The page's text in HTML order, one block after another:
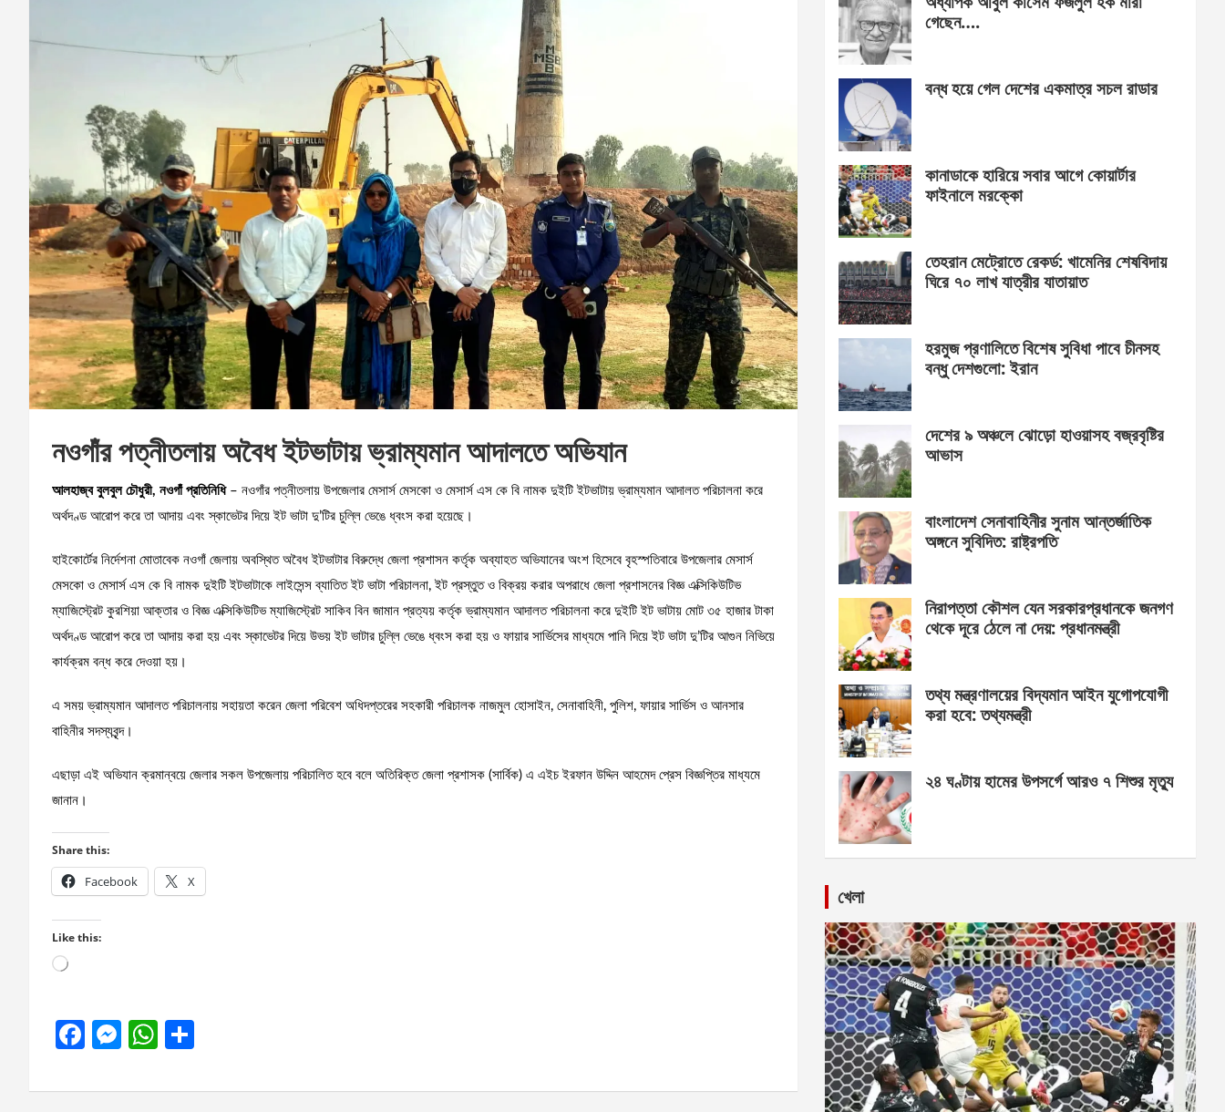
নওগাঁর পত্নীতলায় অবৈধ ইটভাটায় ভ্রাম্যমান আদালতে অভিযান
আলহাজ্ব বুলবুল চৌধুরী, নওগাঁ প্রতিনিধি– নওগাঁর পত্নীতলায় উপজেলার মেসার্স মেসকো ও মেসার্স এস কে বি নামক দুইটি ইটভাটায় ভ্রাম্যমান আদালত পরিচালনা করে
অর্থদণ্ড আরোপ করে তা আদায় এবং স্কাভেটর দিয়ে ইট ভাটা দু’টির চুল্লি ভেঙে ধ্বংস করা হয়েছে।
হাইকোর্টের নির্দেশনা মোতাবেক নওগাঁ জেলায় অবস্থিত অবৈধ ইটভাটার বিরুদ্ধে জেলা প্রশাসন কর্তৃক অব্যাহত অভিযানের অংশ হিসেবে বৃহস্পতিবারে উপজেলার মেসার্স
মেসকো ও মেসার্স এস কে বি নামক দুইটি ইটভাটাকে লাইসেন্স ব্যাতিত ইট ভাটা পরিচালনা, ইট প্রস্তুত ও বিক্রয় করার অপরাধে জেলা প্রশাসনের বিজ্ঞ এক্সিকিউটিভ
ম্যাজিস্ট্রেট কুরশিয়া আক্তার ও বিজ্ঞ এক্সিকিউটিভ ম্যাজিস্ট্রেট সাকিব বিন জামান প্রত্যয় কর্তৃক ভ্রাম্যমান আদালত পরিচালনা করে দুইটি ইট ভাটায় মোট ৩৫ হাজার টাকা
অর্থদণ্ড আরোপ করে তা আদায় করা হয় এবং স্কাভেটর দিয়ে উভয় ইট ভাটার চুল্লি ভেঙে ধ্বংস করা হয় ও ফায়ার সার্ভিসের মাধ্যমে পানি দিয়ে ইট ভাটা দু’টির আগুন নিভিয়ে
কার্যক্রম বন্ধ করে দেওয়া হয়।
এ সময় ভ্রাম্যমান আদালত পরিচালনায় সহায়তা করেন জেলা পরিবেশ অধিদপ্তরের সহকারী পরিচালক নাজমুল হোসাইন, সেনাবাহিনী, পুলিশ, ফায়ার সার্ভিস ও আনসার
বাহিনীর সদস্যবৃন্দ।
এছাড়া এই অভিযান ক্রমান্বয়ে জেলার সকল উপজেলায় পরিচালিত হবে বলে অতিরিক্ত জেলা প্রশাসক (সার্বিক) এ এইচ ইরফান উদ্দিন আহমেদ প্রেস বিজ্ঞপ্তির মাধ্যমে
জানান।
Share this:
Facebook X
Like this:
Loading…
F
ce
M
se
W
at ar
গেছেন….
বন্ধ হয়ে গেল দেশের একমাত্র সচল রাডার
কানাডাকে হারিয়ে সবার আগে কোয়ার্টার
ফাইনালে মরক্কো
তেহরান মেট্রোতে রেকর্ড: খামেনির শেষবিদায়
ঘিরে ৭০ লাখ যাত্রীর যাতায়াত
হরমুজ প্রণালিতে বিশেষ সুবিধা পাবে চীনসহ
বন্ধু দেশগুলো: ইরান
দেশের ৯ অঞ্চলে ঝোড়ো হাওয়াসহ বজ্রবৃষ্টির
আভাস
বাংলাদেশ সেনাবাহিনীর সুনাম আন্তর্জাতিক
অঙ্গনে সুবিদিত: রাষ্ট্রপতি
নিরাপত্তা কৌশল যেন সরকারপ্রধানকে জনগণ
থেকে দূরে ঠেলে না দেয়: প্রধানমন্ত্রী
তথ্য মন্ত্রণালয়ের বিদ্যমান আইন যুগোপযোগী
করা হবে: তথ্যমন্ত্রী
২৪ ঘণ্টায় হামের উপসর্গে আরও ৭ শিশুর মৃত্যু
খেলা